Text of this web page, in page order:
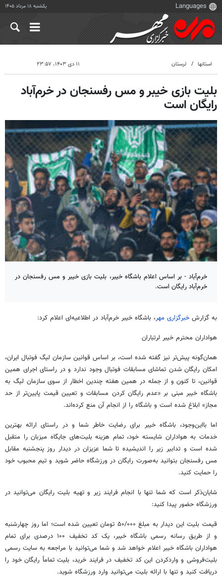
یکشنبه ۱۸ مرداد ۱۴۰۵
استانها لرستان ۱۱ دی ۱۴۰۳، ۲۳:۵۷
بلیت بازی خیبر و مس رفسنجان در خرم‌آباد
رایگان است
خرم‌آباد - بر اساس اعلام باشگاه خیبر، بلیت بازی خیبر و مس رفسنجان در
خرم‌آباد رایگان است.
به گزارش خبرگزاری مهر، باشگاه خیبر خرم‌آباد در اطلاعیه‌ای اعلام کرد:
هواداران محترم خیبر لرتباران
همان‌گونه پیش‌تر نیز گفته شده است، بر اساس قوانین سازمان لیگ فوتبال ایران،
امکان رایگان شدن تماشای مسابقات فوتبال وجود ندارد و در راستای اجرای همین
قوانین، تا کنون و از جمله در همین هفته چندین اخطار از سوی سازمان لیگ به
باشگاه خیبر مبنی بر «عدم رایگان کردن مسابقات و تعیین قیمت پایین‌تر از حد
مجاز» ابلاغ شده است و باشگاه را از انجام آن منع کرده‌اند.
اما بااین‌وجود، باشگاه خیبر برای رضایت خاطر شما و در راستای ارائه بهترین
خدمات به هواداران شایسته خود، تمام هزینه بلیت‌های جایگاه میزبان را متقبل
شده است و تدابیر زیر را اندیشیده تا شما عزیزان در دیدار روز پنجشنبه مقابل
مس رفسنجان بتوانید به‌صورت رایگان در ورزشگاه حاضر شوید و تیم محبوب خود
را حمایت کنید.
شایان‌ذکر است که شما تنها با انجام فرایند زیر و تهیه بلیت رایگان می‌توانید در
ورزشگاه حضور پیدا کنید:
قیمت بلیت این دیدار به مبلغ ۵۰/۰۰۰ تومان تعیین شده است؛ اما روز چهارشنبه
و از طریق رسانه رسمی باشگاه خیبر، یک کد تخفیف ۱۰۰ درصدی برای تمام
هواداران باشگاه خیبر اعلام خواهد شد و شما می‌توانید با مراجعه به سایت رسمی
بلیت‌فروشی و واردکردن این کد تخفیف در فرایند خرید، بلیت تماماً رایگان خود را
دریافت کنید و تنها با ارائه بلیت می‌توانید وارد ورزشگاه شوید.